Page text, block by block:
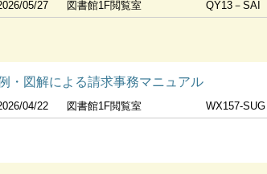
05/27 図書館1F閲覧室 QY13－SAI
・図解による請求事務マニュアル
04/22 図書館1F閲覧室 WX157-SUG